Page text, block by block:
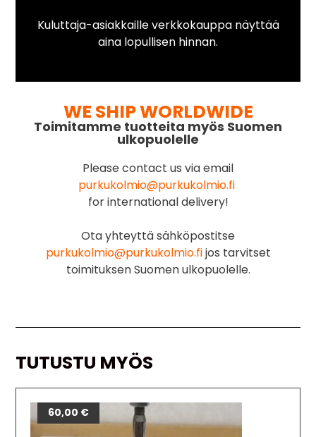
Kuluttaja-asiakkaille verkkokauppa näyttää
aina lopullisen hinnan.
WE SHIP WORLDWIDE
Toimitamme tuotteita myös Suomen
ulkopuolelle
Please contact us via email
purkukolmio@purkukolmio.fi
for international delivery!
Ota yhteyttä sähköpostitse
purkukolmio@purkukolmio.fijos tarvitset
toimituksen Suomen ulkopuolelle.
TUTUSTU MYÖS
60,00 €